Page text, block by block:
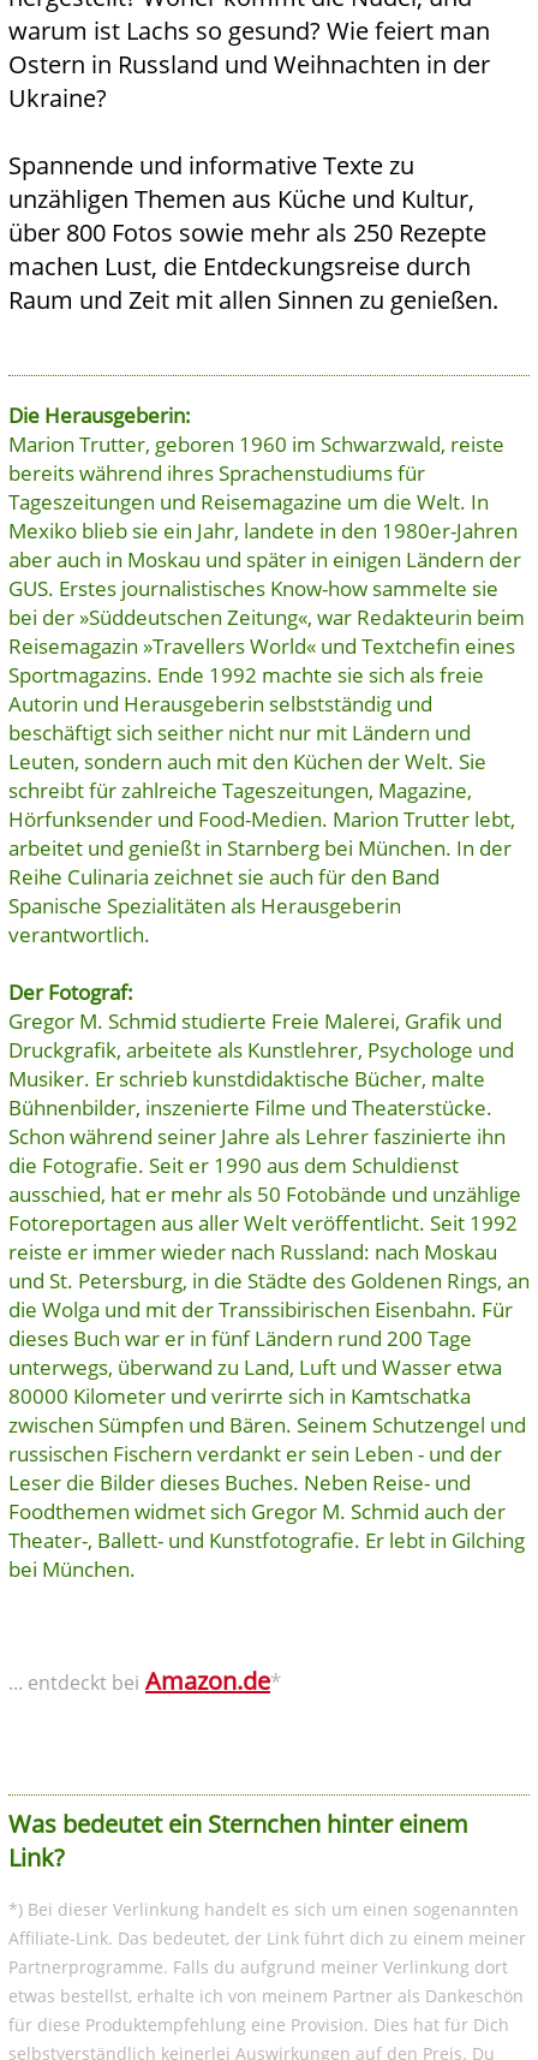
warum ist Lachs so gesund? Wie feiert man
Ostern in Russland und Weihnachten in der
Ukraine?
Spannende und informative Texte zu
unzähligen Themen aus Küche und Kultur,
über 800 Fotos sowie mehr als 250 Rezepte
machen Lust, die Entdeckungsreise durch
Raum und Zeit mit allen Sinnen zu genießen.
Die Herausgeberin:
Marion Trutter, geboren 1960 im Schwarzwald, reiste
bereits während ihres Sprachenstudiums für
Tageszeitungen und Reisemagazine um die Welt. In
Mexiko blieb sie ein Jahr, landete in den 1980er-Jahren
aber auch in Moskau und später in einigen Ländern der
GUS. Erstes journalistisches Know-how sammelte sie
bei der »Süddeutschen Zeitung«, war Redakteurin beim
Reisemagazin »Travellers World« und Textchefin eines
Sportmagazins. Ende 1992 machte sie sich als freie
Autorin und Herausgeberin selbstständig und
beschäftigt sich seither nicht nur mit Ländern und
Leuten, sondern auch mit den Küchen der Welt. Sie
schreibt für zahlreiche Tageszeitungen, Magazine,
Hörfunksender und Food-Medien. Marion Trutter lebt,
arbeitet und genießt in Starnberg bei München. In der
Reihe Culinaria zeichnet sie auch für den Band
Spanische Spezialitäten als Herausgeberin
verantwortlich.
Der Fotograf:
Gregor M. Schmid studierte Freie Malerei, Grafik und
Druckgrafik, arbeitete als Kunstlehrer, Psychologe und
Musiker. Er schrieb kunstdidaktische Bücher, malte
Bühnenbilder, inszenierte Filme und Theaterstücke.
Schon während seiner Jahre als Lehrer faszinierte ihn
die Fotografie. Seit er 1990 aus dem Schuldienst
ausschied, hat er mehr als 50 Fotobände und unzählige
Fotoreportagen aus aller Welt veröffentlicht. Seit 1992
reiste er immer wieder nach Russland: nach Moskau
und St. Petersburg, in die Städte des Goldenen Rings, an
die Wolga und mit der Transsibirischen Eisenbahn. Für
dieses Buch war er in fünf Ländern rund 200 Tage
unterwegs, überwand zu Land, Luft und Wasser etwa
80000 Kilometer und verirrte sich in Kamtschatka
zwischen Sümpfen und Bären. Seinem Schutzengel und
russischen Fischern verdankt er sein Leben - und der
Leser die Bilder dieses Buches. Neben Reise- und
Foodthemen widmet sich Gregor M. Schmid auch der
Theater-, Ballett- und Kunstfotografie. Er lebt in Gilching
bei München.
... entdeckt bei Amazon.de*
Was bedeutet ein Sternchen hinter einem
Link?
*) Bei dieser Verlinkung handelt es sich um einen sogenannten
Affiliate-Link. Das bedeutet, der Link führt dich zu einem meiner
Partnerprogramme. Falls du aufgrund meiner Verlinkung dort
etwas bestellst, erhalte ich von meinem Partner als Dankeschön
für diese Produktempfehlung eine Provision. Dies hat für Dich
selbstverständlich keinerlei Auswirkungen auf den Preis. Du